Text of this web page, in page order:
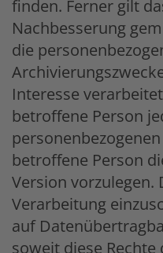
finden. Ferner gilt
Nachbesserung
die
Interesse
betroffene Person
betroffene Person
Version vorzulegen.
Verarbeitung
auf
soweit diese